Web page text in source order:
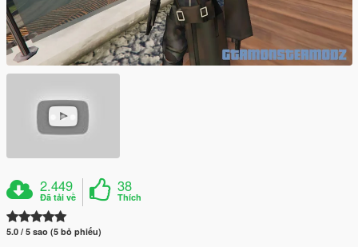
2.449
Đã tải về
38
Thích
5.0 / 5 sao (5 bỏ phiếu)